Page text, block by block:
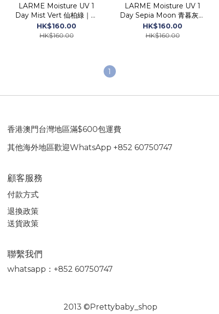
LARME Moisture UV 1
Day Mist Vert 仙柏綠｜日
拋彩妝隱形眼鏡｜每盒10片
HK$160.00
HK$160.00
LARME Moisture UV 1
Day Sepia Moon 青暮灰｜
日拋彩妝隱形眼鏡｜每盒10
片
HK$160.00
HK$160.00
1
香港澳門台灣地區滿$600包運費
其他海外地區歡迎WhatsApp +852 60750747
顧客服務
付款方式
退換政策
送貨政策
聯繫我們
whatsapp：+852 60750747
2013 ©Prettybaby_shop